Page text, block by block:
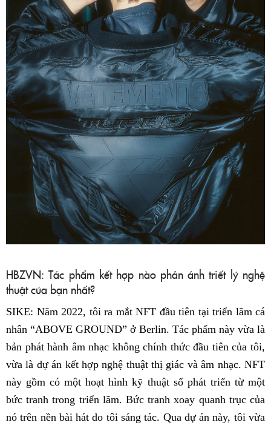
HBZVN: Tác phẩm kết hợp nào phản ánh triết lý nghệ
thuật của bạn nhất?
SIKE: Năm 2022, tôi ra mắt NFT đầu tiên tại triển lãm cá
nhân “ABOVE GROUND” ở Berlin. Tác phẩm này vừa là
bản phát hành âm nhạc không chính thức đầu tiên của tôi,
vừa là dự án kết hợp nghệ thuật thị giác và âm nhạc. NFT
này gồm có một hoạt hình kỹ thuật số phát triển từ một
bức tranh trong triển lãm. Bức tranh xoay quanh trục của
nó trên nền bài hát do tôi sáng tác. Qua dự án này, tôi vừa